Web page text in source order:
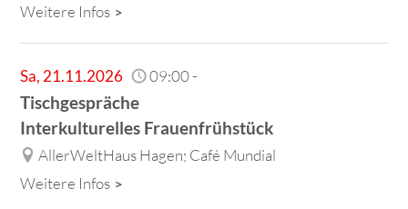
Weitere Infos
Sa, 21.11.2026 09:00-
Tischgespräche
Interkulturelles Frauenfrühstück
AllerWeltHaus Hagen; Café Mundial
Weitere Infos